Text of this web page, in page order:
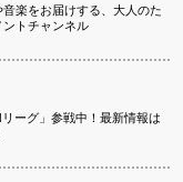
楽をお届けする、大人のた
トチャンネル
ーグ」参戦中！最新情報は